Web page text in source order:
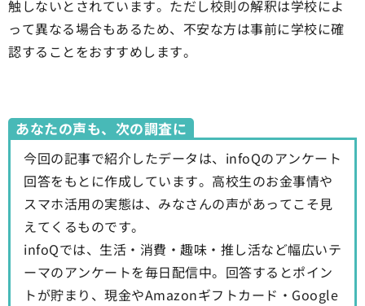
触しないとされています。ただし校則の解釈は学校によ
って異なる場合もあるため、不安な方は事前に学校に確
認することをおすすめします。
あなたの声も、次の調査に
今回の記事で紹介したデータは、infoQのアンケート
回答をもとに作成しています。高校生のお金事情や
スマホ活用の実態は、みなさんの声があってこそ見
えてくるものです。
infoQでは、生活・消費・趣味・推し活など幅広いテ
ーマのアンケートを毎日配信中。回答するとポイン
トが貯まり、現金やAmazonギフトカード・Google